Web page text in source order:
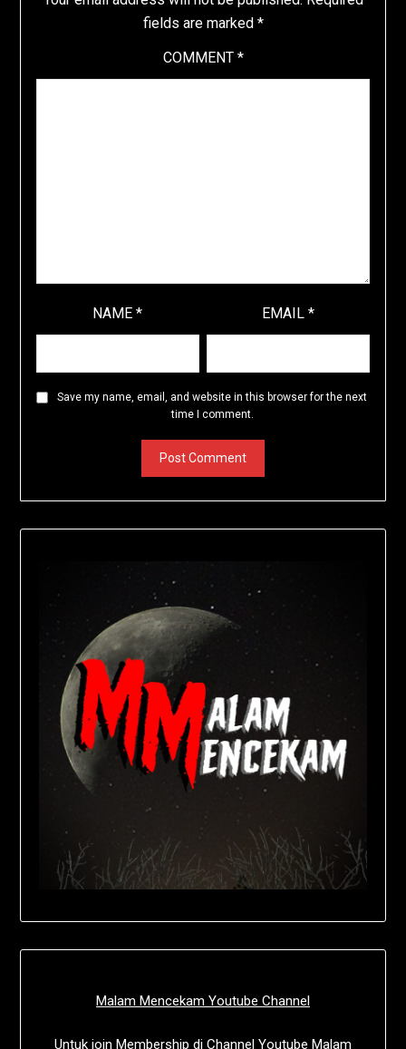
fields are marked *
COMMENT *
NAME* EMAIL*
Save my name, email, and website in this browser for the next
time I comment.
Malam Mencekam Youtube Channel
Untuk join Membership di Channel Youtube Malam